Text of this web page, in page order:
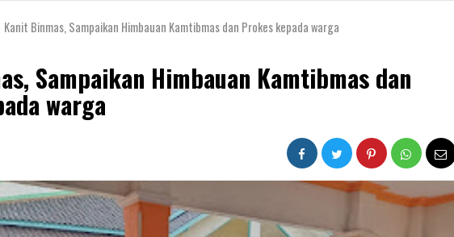
Kanit Binmas, Sampaikan Himbauan Kamtibmas dan Prokes kepada warga
Sampaikan Himbauan Kamtibmas dan
warga